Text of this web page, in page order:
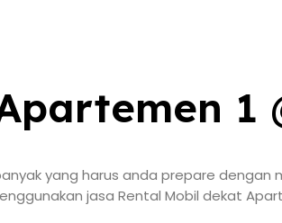
1
yang harus anda prepare dengan
jasa Rental Mobil dekat